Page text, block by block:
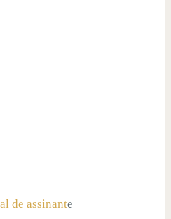
de assinante